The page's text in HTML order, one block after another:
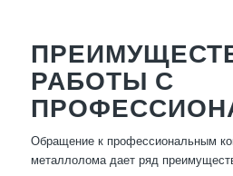
РАБОТЫ С
Обращение к профессиональным
металлолома дает ряд